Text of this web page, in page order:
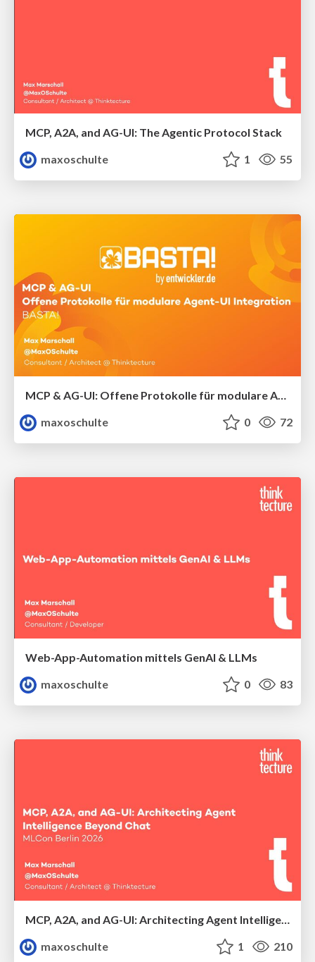
MCP, A2A, and AG-UI: The Agentic Protocol Stack
maxoschulte
1 55
maxoschulte
0 72
Web-App-Automation mittels GenAI & LLMs
maxoschulte
0 83
MCP, A2A, and AG-UI: Architecting Agent Intelligence Beyond Chat
maxoschulte
1 210